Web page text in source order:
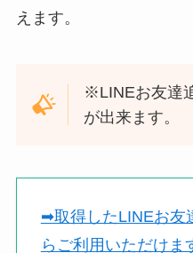
えます。
※LINEお友達
が出来ます。
➡︎取得したLINEお友
らご利用いただけま